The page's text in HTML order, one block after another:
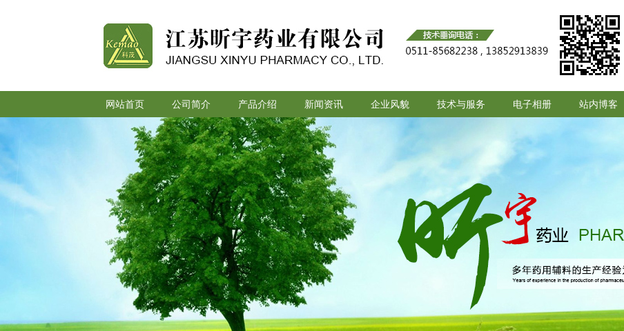
网站首页 公司简介 产品介绍 新闻资讯 企业风貌 技术与服务 电子相册 站内博客